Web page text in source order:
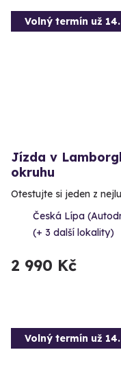
Volný termín už
Jízda v
okruhu
Otestujte si jeden z
Česká Lípa
(+ 3 další lokality)
2 990 Kč
Volný termín už